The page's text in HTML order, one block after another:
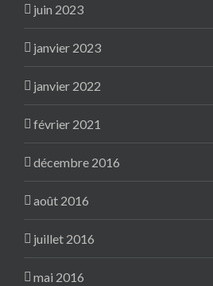
juin 2023
janvier 2023
janvier 2022
février 2021
décembre 2016
août 2016
juillet 2016
mai 2016